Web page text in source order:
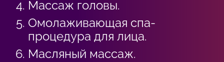
Массаж головы.
Омолаживающая спа-
процедура для лица.
Масляный массаж.